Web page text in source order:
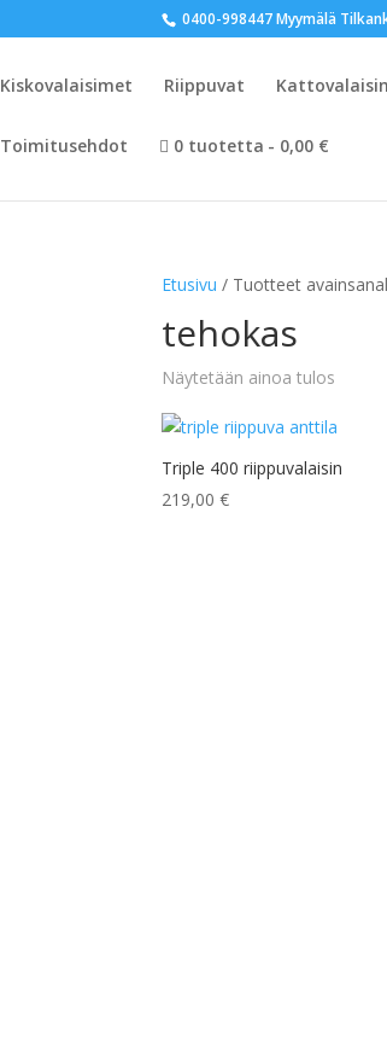
0400-998447 Myymälä
Kiskovalaisimet Riippuvat
Toimitusehdot 0 tuotetta 0,00 €
Etusivu / Tuotteet
tehokas
Näytetään ainoa tulos
Triple 400 riippuvalaisin
219,00€